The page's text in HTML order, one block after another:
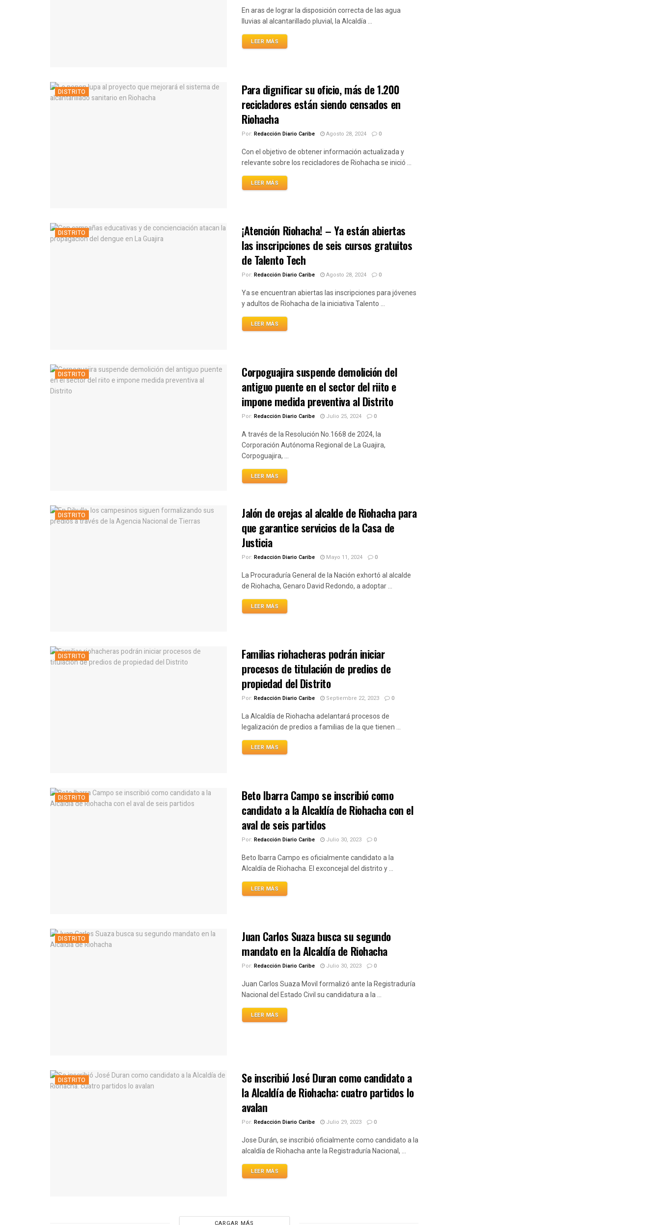
En aras de lograr la disposición correcta de las agua
lluvias al alcantarillado pluvial, la Alcaldía ...
LEER MÁS
DISTRITO
Para dignificar su oficio, más de 1.200
recicladores están siendo censados en
Riohacha
Por: Redacción Diario Caribe Agosto 28, 2024 0
Con el objetivo de obtener información actualizada y
relevante sobre los recicladores de Riohacha se inició ...
LEER MÁS
DISTRITO
¡Atención Riohacha! – Ya están abiertas
las inscripciones de seis cursos gratuitos
de Talento Tech
Por: Redacción Diario Caribe Agosto 28, 2024 0
Ya se encuentran abiertas las inscripciones para jóvenes
y adultos de Riohacha de la iniciativa Talento ...
LEER MÁS
DISTRITO
Corpoguajira suspende demolición del
antiguo puente en el sector del riito e
impone medida preventiva al Distrito
Por: Redacción Diario Caribe Julio 25, 2024 0
A través de la Resolución No.1668 de 2024, la
Corporación Autónoma Regional de La Guajira,
Corpoguajira, ...
LEER MÁS
DISTRITO
Jalón de orejas al alcalde de Riohacha para
que garantice servicios de la Casa de
Justicia
Por: Redacción Diario Caribe Mayo 11, 2024 0
La Procuraduría General de la Nación exhortó al alcalde
de Riohacha, Genaro David Redondo, a adoptar ...
LEER MÁS
DISTRITO
Familias riohacheras podrán iniciar
procesos de titulación de predios de
propiedad del Distrito
Por: Redacción Diario Caribe Septiembre 22, 2023 0
La Alcaldía de Riohacha adelantará procesos de
legalización de predios a familias de la que tienen ...
LEER MÁS
DISTRITO
Beto Ibarra Campo se inscribió como
candidato a la Alcaldía de Riohacha con el
aval de seis partidos
Por: Redacción Diario Caribe Julio 30, 2023 0
Beto Ibarra Campo es oficialmente candidato a la
Alcaldía de Riohacha. El exconcejal del distrito y ...
LEER MÁS
DISTRITO
Juan Carlos Suaza busca su segundo
mandato en la Alcaldía de Riohacha
Por: Redacción Diario Caribe Julio 30, 2023 0
Juan Carlos Suaza Movil formalizó ante la Registraduría
Nacional del Estado Civil su candidatura a la ...
LEER MÁS
DISTRITO
Se inscribió José Duran como candidato a
la Alcaldía de Riohacha: cuatro partidos lo
avalan
Por: Redacción Diario Caribe Julio 29, 2023 0
Jose Durán, se inscribió oficialmente como candidato a la
alcaldía de Riohacha ante la Registraduría Nacional, ...
LEER MÁS
CARGAR MÁS